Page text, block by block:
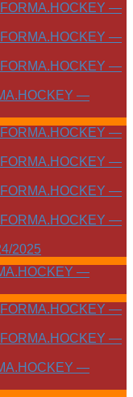
—
—
—
—
—
—
—
—
2025
—
—
—
—